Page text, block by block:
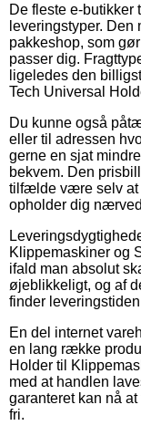
De fleste e-butikker
leveringstyper. Den
pakkeshop, som
passer dig.
ligeledes den
Tech Universal
Du kunne også
eller til adressen
gerne en sjat
bekvem. Den
tilfælde være selv at
opholder dig
Klippemaskiner og
ifald man absolut
øjeblikkeligt, og af
finder
En del internet
en lang række
Holder til
med at handlen
garanteret kan nå
fri.